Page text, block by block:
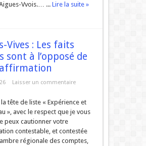
Vvois.… ... Lire la suite »
Vives : Les faits
sont à l’opposé de
Laisser un commentaire
tête de liste « Expérience et
», avec le respect que je vous
peux cautionner votre
contestable, et contestée
régionale des comptes,